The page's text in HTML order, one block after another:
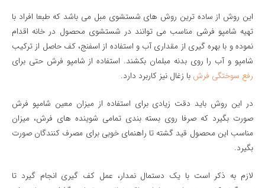
این روش از ساده ترین روش های شستشوی مبل می باشد که طبعا افراد با
تهیه شامپو فرشی مناسب می توانند در شستشوی محصول در خانه اقدام
نموده و با بهره گیری از مقداری آب و استفاده از اسفنج، کف حاصل از ترکیب
شامپو و آب را روی بدنه مبلمان بکشند. استفاده از شامپو فرش حتی برای
رفع سوختگی فرش با زغال نیز کاربرد دارد.
در این روش باید دقت زیادی برای استفاده از میزان معين شامپو فرش
صورت بگیرد که صرفا روی بسته بندی تمامی شوینده های فرش، میزان
مناسب این محصول قید گشته تا راهنمای خوبی برای مصرف کنندگان صورت
بگیرد.
لازم به ذکر است با یک دستمال نمدار، عمل کف گیری انجام گیرد تا